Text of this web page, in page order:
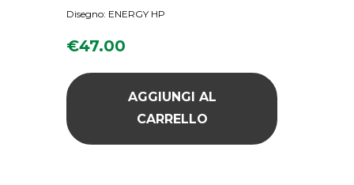
Disegno: ENERGY HP
€47.00
AGGIUNGI AL
CARRELLO